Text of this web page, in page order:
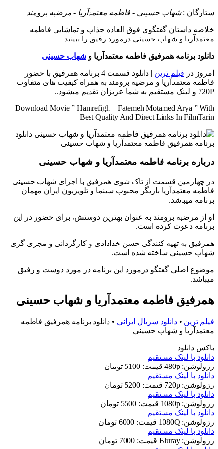
ستارگان :شهاب حسینی - فاطمه معتمدآریا - مرضیه برومند
خلاصه داستان گفتگوی فوق العاده جذاب و تماشایی فاطمه
معتمدآریا و شهاب حسینی درمورد رفیق را ببینید...
دانلود برنامه همرفیق فاطمه معتمدآریا و شهاب حسینی
امروز در فیلم ترین
| دانلود قسمت 4 برنامه همرفیق با حضور
فاطمه معتمدآریا و مرضیه برومند به همراه کیفیت های متفاوت
720P و لینک مستقیم به شما عزیزان تقدیم میشود..
Download Movie ” Hamrefigh – Fatemeh Motamed Arya ” With
Best Quality And Direct Links In FilmTarin
درباره برنامه فاطمه معتمدآریا و شهاب حسینی
در چهارمین قسمت از تاک شوی همرفیق با اجرای شهاب حسینی
فاطمه معتمدآریا بازیگر محبوب سینما و تلویزیون ایران مهمان
برنامه میباشد.
او از مرضیه برومند به عنوان بهترین دوستش، برای حضور در این
برنامه دعوت کرده است.
همرفیق به تهیه کنندگی حسن خدادادی و کارگردانی و مجری گری
شهاب حسینی ساخته شده است.
موضوع اصلی گفتگو درمورد این برنامه در مورد دوست و رفیق
میباشد.
همرفیق فاطمه معتمدآریا و شهاب حسینی
فیلم ترین • دانلود سریال ایرانی • دانلود برنامه همرفیق فاطمه
معتمدآریا و شهاب حسینی
باکس دانلود
دانلود با لينک مستقيم
رزولوشن: 480p
قيمت: 5100 تومان
دانلود با لينک مستقيم
رزولوشن: 720p
قيمت: 5200 تومان
دانلود با لينک مستقيم
رزولوشن: 1080p
قيمت: 5500 تومان
دانلود با لينک مستقيم
رزولوشن: 1080Q
قيمت: 6000 تومان
دانلود با لينک مستقيم
رزولوشن: Bluray
قيمت: 7000 تومان